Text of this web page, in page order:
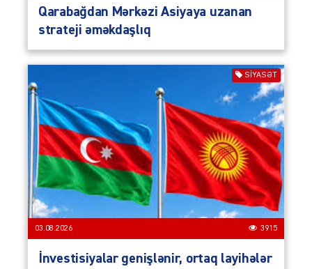
Qarabağdan Mərkəzi Asiyaya uzanan
strateji əməkdaşlıq
SIYASƏT
03.08.2026 3915
İnvestisiyalar genişlənir, ortaq layihələr